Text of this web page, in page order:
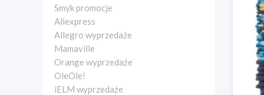
Smyk promocje
Aliexpress
Allegro wyprzedaże
Mamaville
Orange wyprzedaże
OleOle!
iELM wyprzedaże